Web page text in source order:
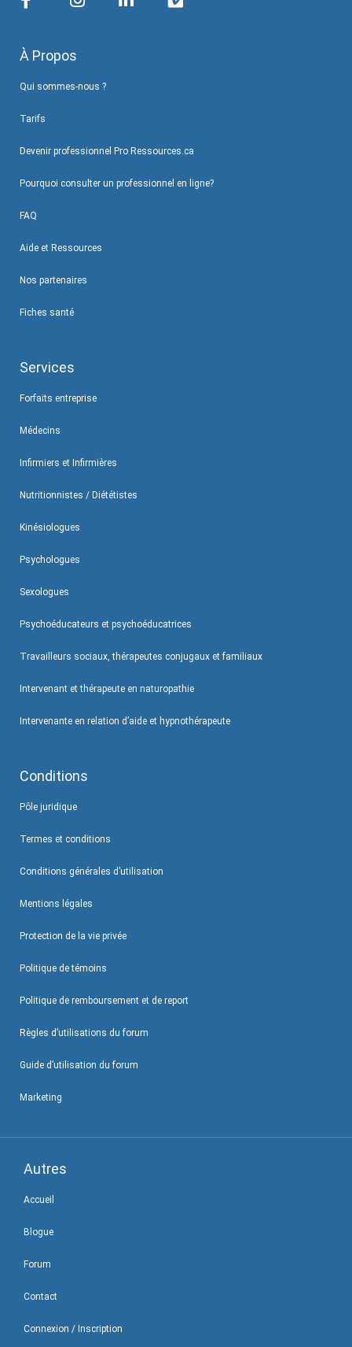
À Propos
Qui sommes-nous ?
Tarifs
Devenir professionnel Pro Ressources.ca
Pourquoi consulter un professionnel en ligne?
FAQ
Aide et Ressources
Nos partenaires
Fiches santé
Services
Forfaits entreprise
Médecins
Infirmiers et Infirmières
Nutritionnistes / Diététistes
Kinésiologues
Psychologues
Sexologues
Psychoéducateurs et psychoéducatrices
Travailleurs sociaux, thérapeutes conjugaux et familiaux
Intervenant et thérapeute en naturopathie
Intervenante en relation d’aide et hypnothérapeute
Conditions
Pôle juridique
Termes et conditions
Conditions générales d’utilisation
Mentions légales
Protection de la vie privée
Politique de témoins
Politique de remboursement et de report
Règles d’utilisations du forum
Guide d’utilisation du forum
Marketing
Autres
Accueil
Blogue
Forum
Contact
Connexion / Inscription